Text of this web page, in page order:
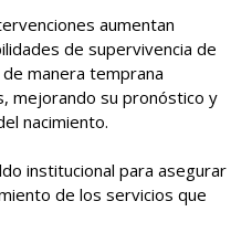
aumentan
de supervivencia de
manera temprana
mejorando su pronóstico y
nacimiento.
institucional para asegurar
de los servicios que